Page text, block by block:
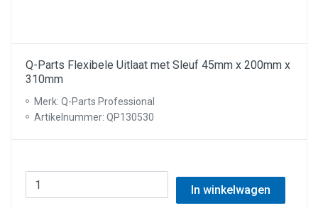
Q-Parts Flexibele Uitlaat met Sleuf 45mm x 200mm x
310mm
Merk: Q-Parts Professional
Artikelnummer: QP130530
In winkelwagen